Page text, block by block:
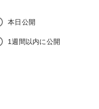
本日公開
1週間以内に公開